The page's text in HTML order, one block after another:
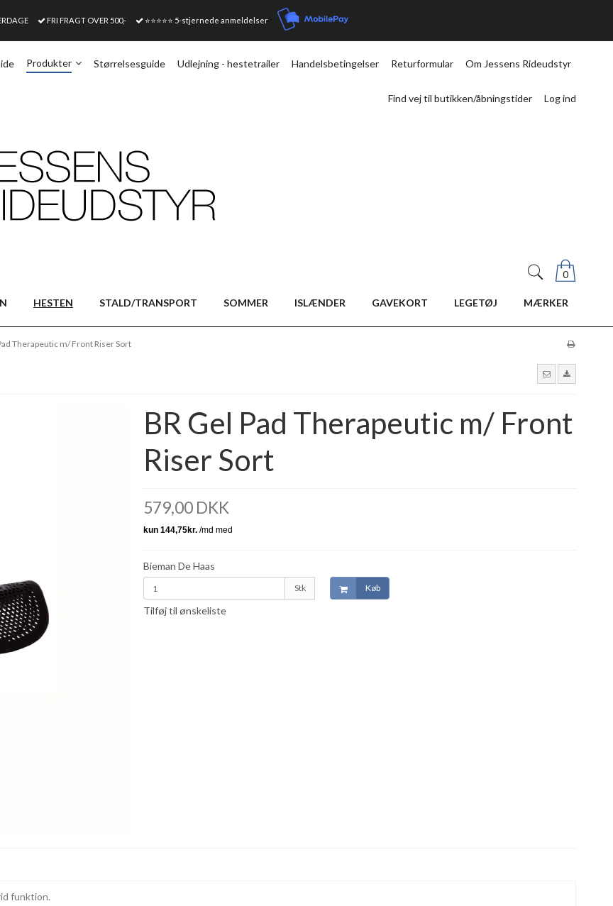
FRI FRAGT OVER 500,- ⭐⭐⭐⭐⭐ 5-stjernede anmeldelser
Produkter Størrelsesguide Udlejning - hestetrailer Handelsbetingelser Returformular Om Jessens Rideudstyr
Find vej til butikken/åbningstider Log ind
0
HESTEN STALD/TRANSPORT SOMMER ISLÆNDER GAVEKORT LEGETØJ MÆRKER
Therapeutic m/ Front Riser Sort
BR Gel Pad Therapeutic m/ Front
Riser Sort
579,00 DKK
Bieman De Haas
Stk Køb
Tilføj til ønskeliste
funktion.